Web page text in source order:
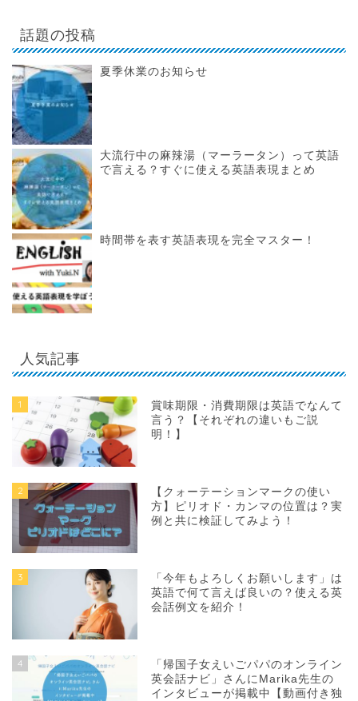
話題の投稿
夏季休業のお知らせ
大流行中の麻辣湯（マーラータン）って英語
で言える？すぐに使える英語表現まとめ
時間帯を表す英語表現を完全マスター！
人気記事
1
賞味期限・消費期限は英語でなんて
言う？【それぞれの違いもご説
明！】
2
【クォーテーションマークの使い
方】ピリオド・カンマの位置は？実
例と共に検証してみよう！
3
「今年もよろしくお願いします」は
英語で何て言えば良いの？使える英
会話例文を紹介！
4
「帰国子女えいごパパのオンライン
英会話ナビ」さんにMarika先生の
インタビューが掲載中【動画付き独